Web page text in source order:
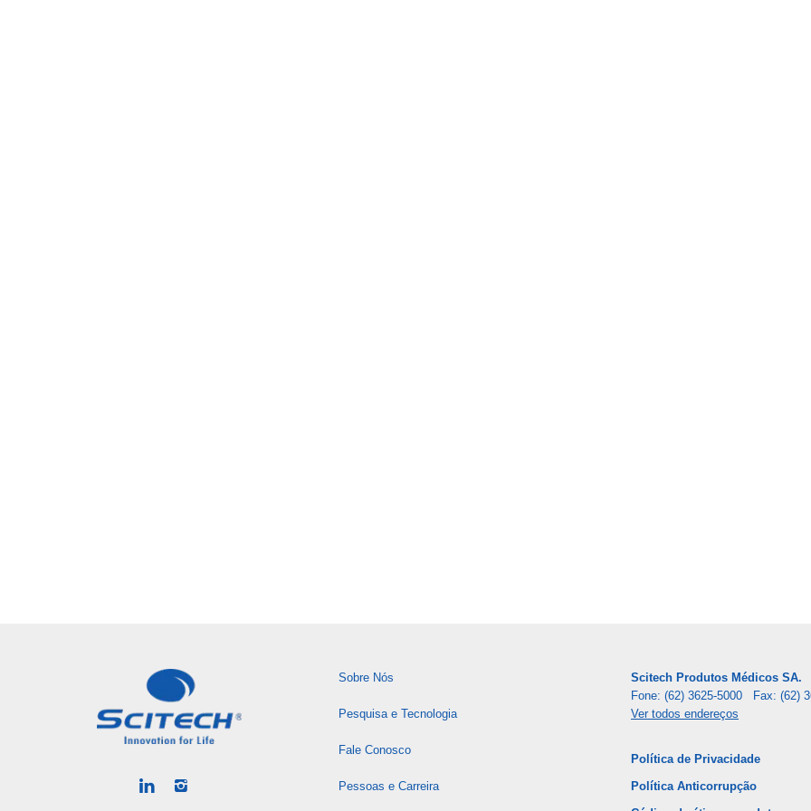
Sobre Nós
Pesquisa e Tecnologia
Fale Conosco
Pessoas e Carreira
Scitech Produtos Médicos SA.
Fone: (62) 3625-5000 Fax: (62)
Ver todos endereços
Política de Privacidade
Política Anticorrupção